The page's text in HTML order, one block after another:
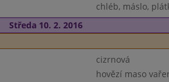
chléb, máslo,
Středa 10. 2. 2016
cizrnová
hovězí maso